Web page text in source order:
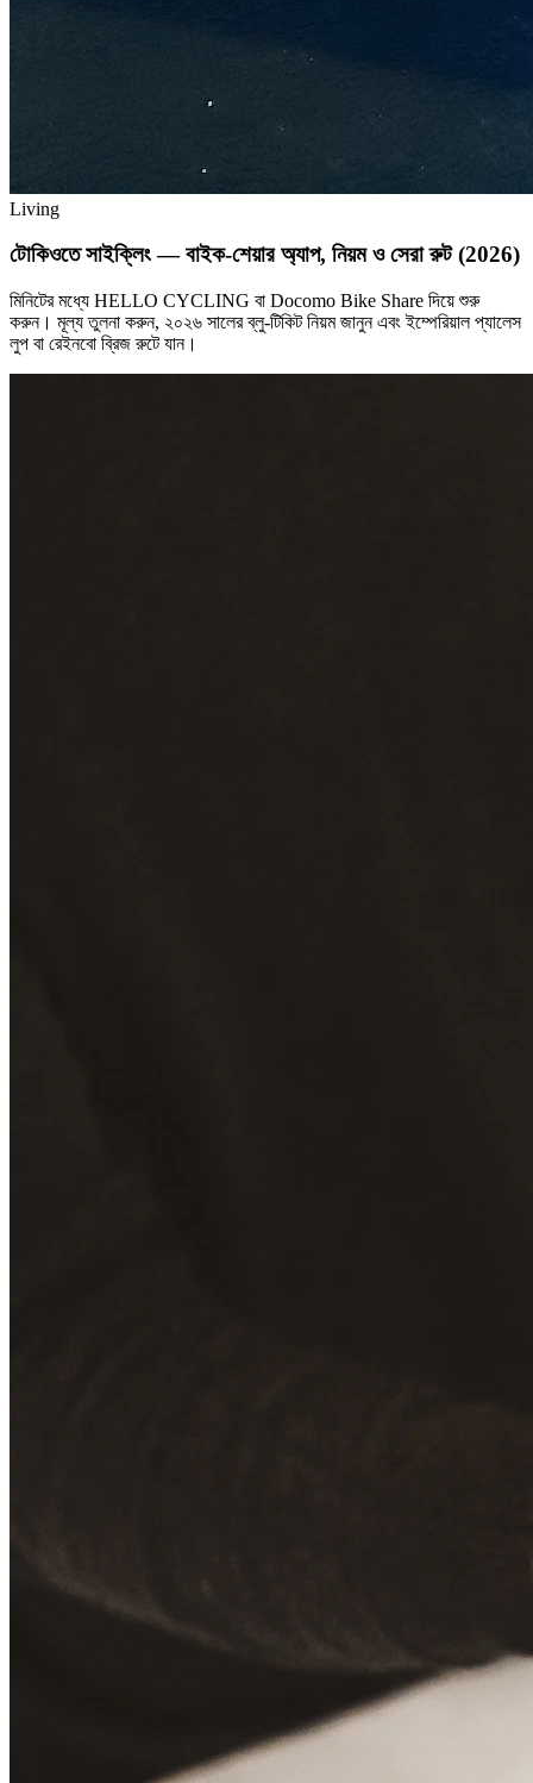
Living
টোকিওতে সাইক্লিং — বাইক-শেয়ার অ্যাপ, নিয়ম ও সেরা রুট (2026)
মিনিটের মধ্যে HELLO CYCLING বা Docomo Bike Share দিয়ে শুরু
করুন। মূল্য তুলনা করুন, ২০২৬ সালের ব্লু-টিকিট নিয়ম জানুন এবং ইম্পেরিয়াল প্যালেস
লুপ বা রেইনবো ব্রিজ রুটে যান।